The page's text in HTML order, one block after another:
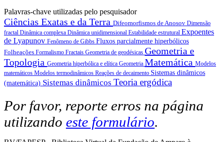
Palavras-chave utilizadas pelo pesquisador
Ciências Exatas e da Terra Difeomorfismos de Anosov Dimensão
fractal Dinâmica complexa Dinâmica unidimensional Estabilidade estrutural Expoentes
de Lyapunov Fenômeno de Gibbs Fluxos parcialmente hiperbólicos
Folheações Formalismo Fractais Geometria de geodésicas Geometria e
Topologia Geometria hiperbólica e elítica Geometria Matemática Modelos
matemáticos Modelos termodinâmicos Reações de decaimento Sistemas dinâmicos
(matemática) Sistemas dinâmicos Teoria ergódica
Por favor, reporte erros na página
utilizando este formulário.